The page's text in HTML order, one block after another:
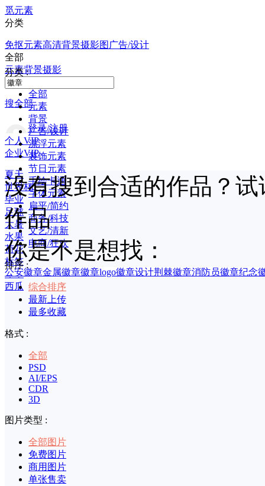
觅元素
分类
免抠元素高清背景摄影图 广告/设计
全部
元素背景摄影
搜全部
登录/注册
个人VIP
企业VIP
夏天
世界杯
毕业
足球
大暑
水果
荷花
标签
印章
西瓜
分类 :
全部
元素
背景
广告/设计
漂浮元素
装饰元素
节日元素
手绘卡通
字体元素
扁平/简约
商务/科技
文艺/清新
电商/狂欢
排序 :
综合排序
最新上传
最多收藏
格式 :
全部
PSD
AI/EPS
CDR
3D
图片类型 :
全部图片
免费图片
商用图片
单张售卖
没有搜到合适的作品？
作品
你是不是想找：
公安徽章金属徽章徽章logo徽章设计荆棘徽章消防员徽章纪念